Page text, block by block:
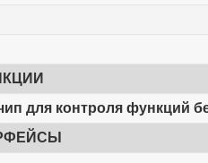
для контроля функций